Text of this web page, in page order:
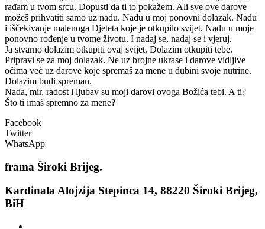
rađam u tvom srcu. Dopusti da ti to pokažem. Ali sve ove darove
možeš prihvatiti samo uz nadu. Nadu u moj ponovni dolazak. Nadu
i iščekivanje malenoga Djeteta koje je otkupilo svijet. Nadu u moje
ponovno rođenje u tvome životu. I nadaj se, nadaj se i vjeruj.
Ja stvarno dolazim otkupiti ovaj svijet. Dolazim otkupiti tebe.
Pripravi se za moj dolazak. Ne uz brojne ukrase i darove vidljive
očima već uz darove koje spremaš za mene u dubini svoje nutrine.
Dolazim budi spreman.
Nada, mir, radost i ljubav su moji darovi ovoga Božića tebi. A ti?
Što ti imaš spremno za mene?
Facebook
Twitter
WhatsApp
frama Široki Brijeg.
Kardinala Alojzija Stepinca 14, 88220 Široki Brijeg,
BiH